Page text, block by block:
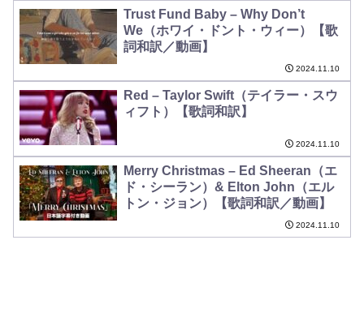
Trust Fund Baby – Why Don’t
We（ホワイ・ドント・ウィー）【歌
詞和訳／動画】
2024.11.10
Red – Taylor Swift（テイラー・スウ
ィフト）【歌詞和訳】
2024.11.10
Merry Christmas – Ed Sheeran（エ
ド・シーラン）& Elton John（エル
トン・ジョン）【歌詞和訳／動画】
2024.11.10